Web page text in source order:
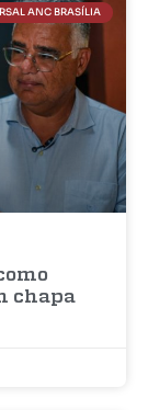
ANC BRASÍLIA
chapa